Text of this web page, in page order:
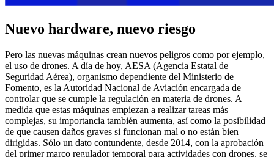
Nuevo hardware, nuevo riesgo
Pero las nuevas máquinas crean nuevos peligros como por ejemplo,
el uso de drones. A día de hoy, AESA (Agencia Estatal de
Seguridad Aérea), organismo dependiente del Ministerio de
Fomento, es la Autoridad Nacional de Aviación encargada de
controlar que se cumple la regulación en materia de drones. A
medida que estas máquinas empiezan a realizar tareas más
complejas, su importancia también aumenta, así como la posibilidad
de que causen daños graves si funcionan mal o no están bien
dirigidas. Sólo un dato contundente, desde 2014, con la aprobación
del primer marco regulador temporal para actividades con drones, se